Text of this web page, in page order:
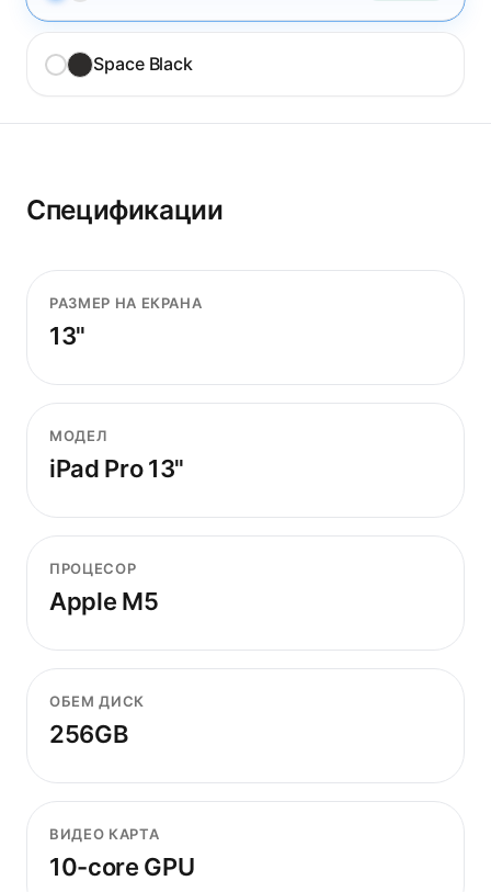
Space Black
Спецификации
РАЗМЕР НА ЕКРАНА
13"
МОДЕЛ
iPad Pro 13"
ПРОЦЕСОР
Apple M5
ОБЕМ ДИСК
256GB
ВИДЕО КАРТА
10-core GPU